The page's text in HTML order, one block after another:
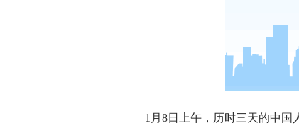
1月8日上午，历时三天的中